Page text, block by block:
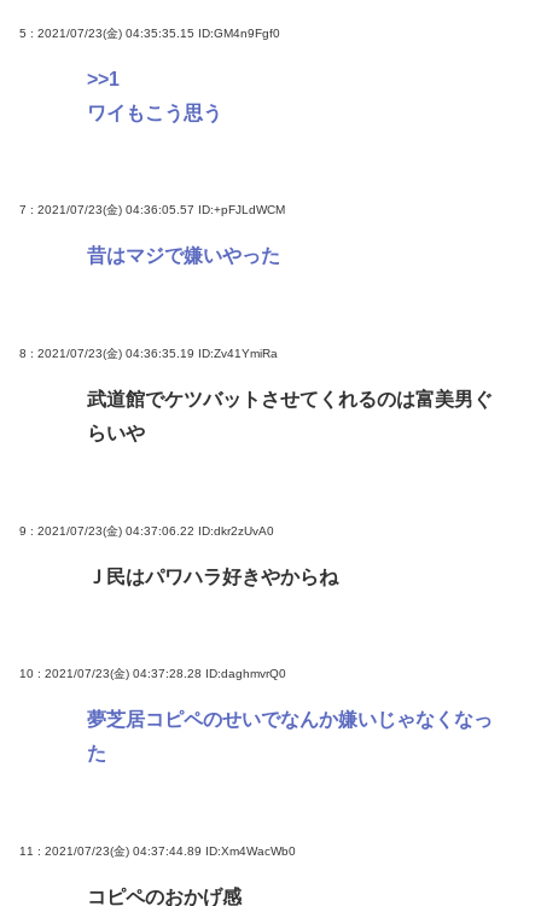
5 : 2021/07/23(金) 04:35:35.15 ID:GM4n9Fgf0
>>1
ワイもこう思う
7 : 2021/07/23(金) 04:36:05.57 ID:+pFJLdWCM
昔はマジで嫌いやった
8 : 2021/07/23(金) 04:36:35.19 ID:Zv41YmiRa
武道館でケツバットさせてくれるのは富美男ぐ
らいや
9 : 2021/07/23(金) 04:37:06.22 ID:dkr2zUvA0
Ｊ民はパワハラ好きやからね
10 : 2021/07/23(金) 04:37:28.28 ID:daghmvrQ0
夢芝居コピペのせいでなんか嫌いじゃなくなっ
た
11 : 2021/07/23(金) 04:37:44.89 ID:Xm4WacWb0
コピペのおかげ感